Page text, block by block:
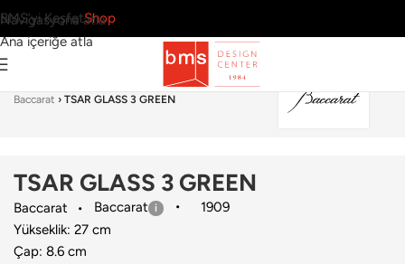
Navigasyona atla
Ana içeriğe atla
BMS’yi KeşfetShop
Bardak & Bardak Seti›
Baccarat › TSAR GLASS 3 GREEN
TSAR GLASS 3 GREEN
Baccarat Baccarat
1909
Yükseklik: 27 cm
Çap: 8.6 cm